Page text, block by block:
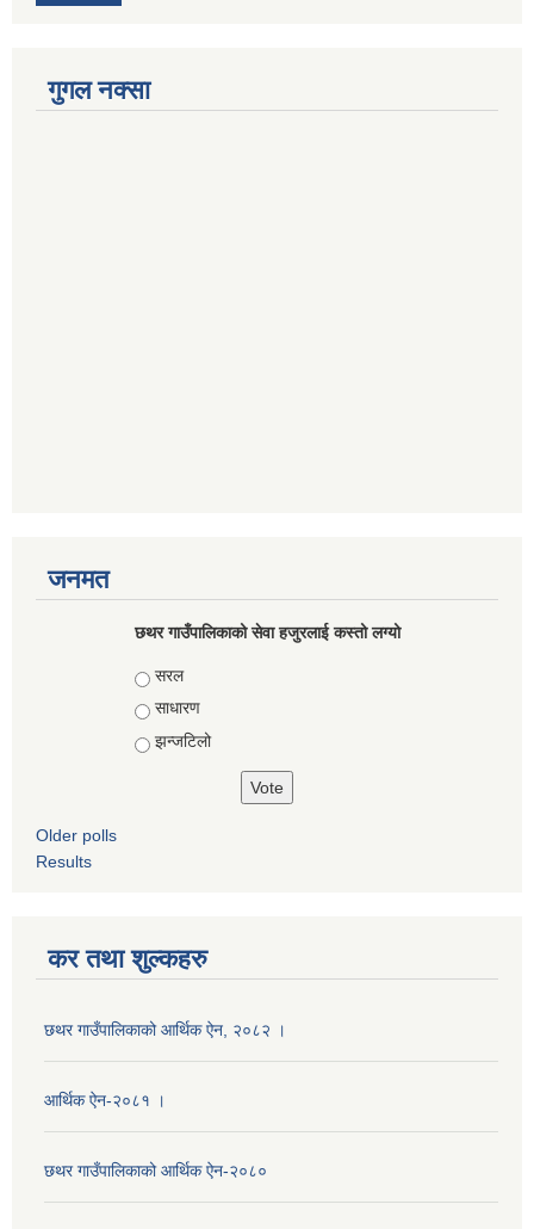
गुगल नक्सा
जनमत
छथर गाउँपालिकाको सेवा हजुरलाई कस्तो लग्यो
Choices
सरल
साधारण
झन्जटिलो
Older polls
Results
कर तथा शुल्कहरु
छथर गाउँपालिकाको आर्थिक ऐन, २०८२ ।
आर्थिक ऐन-२०८१ ।
छथर गाउँपालिकाको आर्थिक ऐन-२०८०